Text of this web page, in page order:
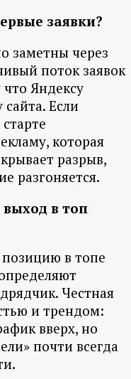
заявки?
заметны через
поток заявок
Яндексу
Если
которая
разрыв,
разгоняется.
в топ
в топе
Честная
и трендом:
вверх, но
почти всегда